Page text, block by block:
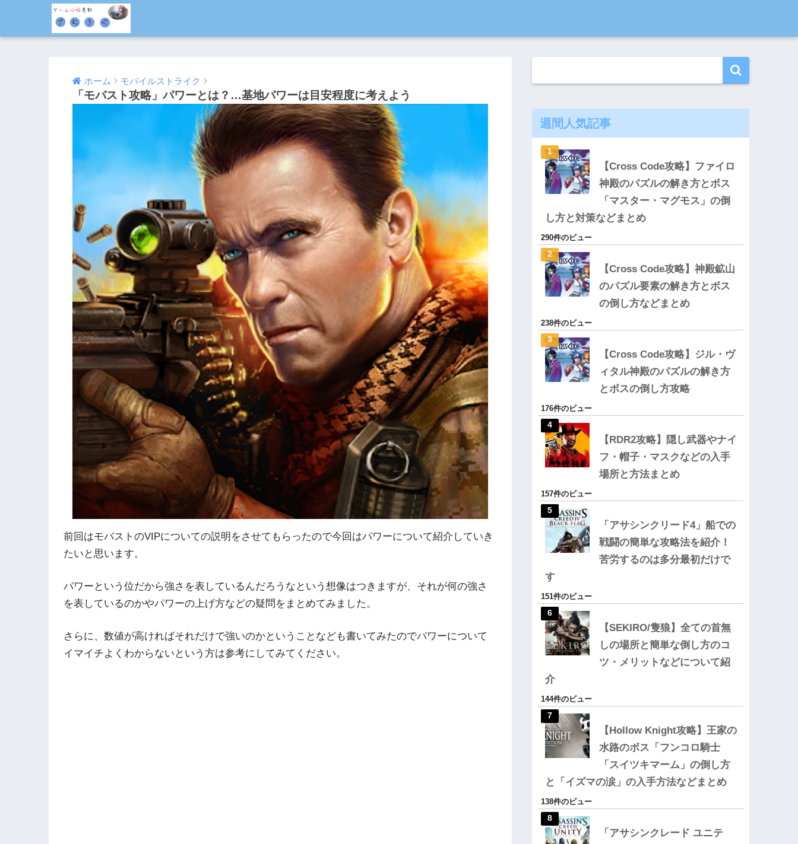
ホーム モバイルストライク
「モバスト攻略」パワーとは？…基地パワーは目安程度に考えよう
前回はモバストのVIPについての説明をさせてもらったので今回はパワーについて紹介していき
たいと思います。
パワーという位だから強さを表しているんだろうなという想像はつきますが、それが何の強さ
を表しているのかやパワーの上げ方などの疑問をまとめてみました。
さらに、数値が高ければそれだけで強いのかということなども書いてみたのでパワーについて
イマイチよくわからないという方は参考にしてみてください。
週間人気記事
【Cross Code攻略】ファイロ
神殿のパズルの解き方とボス
「マスター・マグモス」の倒
し方と対策などまとめ
290件のビュー
【Cross Code攻略】神殿鉱山
のパズル要素の解き方とボス
の倒し方などまとめ
238件のビュー
【Cross Code攻略】ジル・ヴ
ィタル神殿のパズルの解き方
とボスの倒し方攻略
176件のビュー
【RDR2攻略】隠し武器やナイ
フ・帽子・マスクなどの入手
場所と方法まとめ
157件のビュー
「アサシンクリード4」船での
戦闘の簡単な攻略法を紹介！
苦労するのは多分最初だけで
す
151件のビュー
【SEKIRO/隻狼】全ての首無
しの場所と簡単な倒し方のコ
ツ・メリットなどについて紹
介
144件のビュー
【Hollow Knight攻略】王家の
水路のボス「フンコロ騎士
「スイツキマーム」の倒し方
と「イズマの涙」の入手方法などまとめ
138件のビュー
「アサシンクレード ユニテ